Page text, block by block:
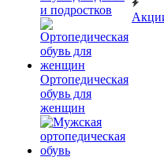
и подростков
Ортопедическая
обувь для
женщин